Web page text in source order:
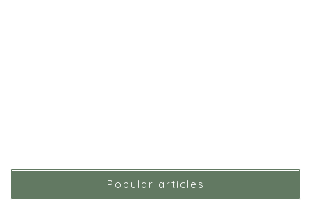
Popular articles